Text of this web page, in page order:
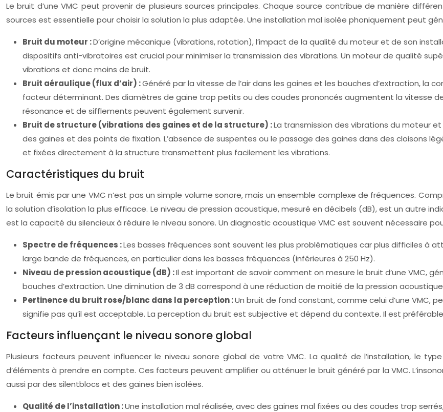
Le bruit d’une VMC peut provenir de plusieurs sources principales. Chaque source contribue de manière
sources est essentielle pour choisir la solution la plus adaptée. Une installation mal isolée phoniquement peut
Bruit du moteur :D’origine mécanique (vibrations, rotation), l’impact de la qualité du moteur et de son
dispositifs anti-vibratoires est crucial pour minimiser la transmission des vibrations. Un moteur de qualité
vibrations et donc moins de bruit.
Bruit aéraulique (flux d’air) :Généré par la vitesse de l’air dans les gaines et les bouches d’extraction, la
facteur déterminant. Des diamètres de gaine trop petits ou des coudes prononcés augmentent la vitesse
résonance et de sifflements peuvent également survenir.
Bruit de structure (vibrations des gaines et de la structure) :La transmission des vibrations du moteur
des gaines et des points de fixation. L’absence de suspentes ou le passage des gaines dans des cloisons
et fixées directement à la structure transmettent plus facilement les vibrations.
Caractéristiques du bruit
Le bruit émis par une VMC n’est pas un simple volume sonore, mais un ensemble complexe de fréquences.
la solution d’isolation la plus efficace. Le niveau de pression acoustique, mesuré en décibels (dB), est un autre
est la capacité du silencieux à réduire le niveau sonore. Un diagnostic acoustique VMC est souvent nécessaire
Spectre de fréquences :Les basses fréquences sont souvent les plus problématiques car plus difficiles à
large bande de fréquences, en particulier dans les basses fréquences (inférieures à 250 Hz).
Niveau de pression acoustique (dB) :Il est important de savoir comment on mesure le bruit d’une VMC,
bouches d’extraction. Une diminution de 3 dB correspond à une réduction de moitié de la pression
Pertinence du bruit rose/blanc dans la perception :Un bruit de fond constant, comme celui d’une VMC,
signifie pas qu’il est acceptable. La perception du bruit est subjective et dépend du contexte. Il est préférable
Facteurs influençant le niveau sonore global
Plusieurs facteurs peuvent influencer le niveau sonore global de votre VMC. La qualité de l’installation, le
d’éléments à prendre en compte. Ces facteurs peuvent amplifier ou atténuer le bruit généré par la VMC.
aussi par des silentblocs et des gaines bien isolées.
Qualité de l’installation :Une installation mal réalisée, avec des gaines mal fixées ou des coudes trop